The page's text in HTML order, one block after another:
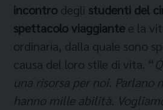
incontro degli studenti del
spettacolo viaggiante e la
ordinaria, dalla quale sono
causa del loro stile di vita. “
una risorsa per noi. Parlano
hanno mille abilità.